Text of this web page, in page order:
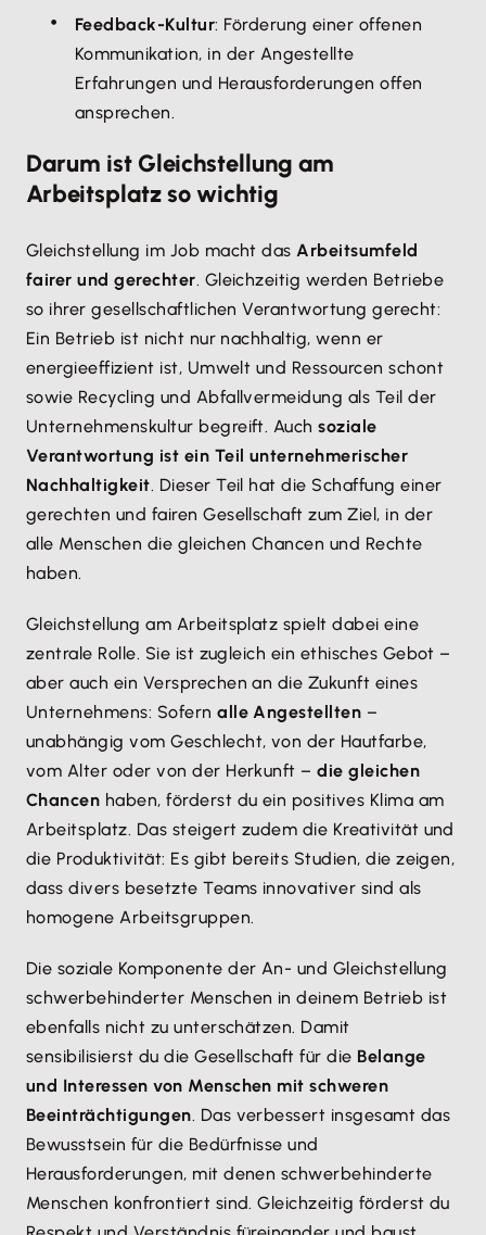
Feedback-Kultur: Förderung einer offenen
Kommunikation, in der Angestellte
Erfahrungen und Herausforderungen offen
ansprechen.
Darum ist Gleichstellung am
Arbeitsplatz so wichtig
Gleichstellung im Job macht dasArbeitsumfeld
fairer und gerechter. Gleichzeitig werden Betriebe
so ihrer gesellschaftlichen Verantwortung gerecht:
Ein Betrieb ist nicht nur nachhaltig, wenn er
energieeffizient ist, Umwelt und Ressourcen schont
sowie Recycling und Abfallvermeidung als Teil der
Unternehmenskultur begreift. Auchsoziale
Verantwortung ist ein Teil unternehmerischer
Nachhaltigkeit. Dieser Teil hat die Schaffung einer
gerechten und fairen Gesellschaft zum Ziel, in der
alle Menschen die gleichen Chancen und Rechte
haben.
Gleichstellung am Arbeitsplatz spielt dabei eine
zentrale Rolle. Sie ist zugleich ein ethisches Gebot –
aber auch ein Versprechen an die Zukunft eines
Unternehmens: Sofernalle Angestellten –
unabhängig vom Geschlecht, von der Hautfarbe,
vom Alter oder von der Herkunft –die gleichen
Chancen haben, förderst du ein positives Klima am
Arbeitsplatz. Das steigert zudem die Kreativität und
die Produktivität: Es gibt bereits Studien, die zeigen,
dass divers besetzte Teams innovativer sind als
homogene Arbeitsgruppen.
Die soziale Komponente der An- und Gleichstellung
schwerbehinderter Menschen in deinem Betrieb ist
ebenfalls nicht zu unterschätzen. Damit
sensibilisierst du die Gesellschaft für die Belange
und Interessen von Menschen mit schweren
Beeinträchtigungen. Das verbessert insgesamt das
Bewusstsein für die Bedürfnisse und
Herausforderungen, mit denen schwerbehinderte
Menschen konfrontiert sind. Gleichzeitig förderst du